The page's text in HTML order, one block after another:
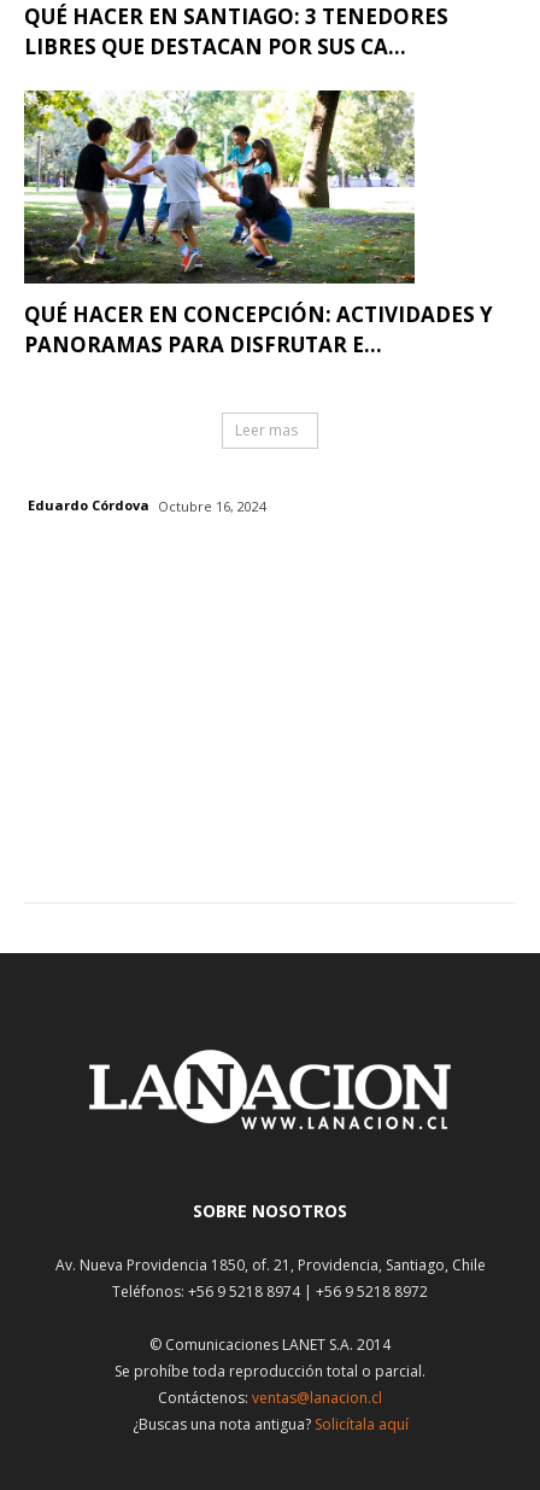
QUÉ HACER EN SANTIAGO: 3 TENEDORES
LIBRES QUE DESTACAN POR SUS CA...
QUÉ HACER EN CONCEPCIÓN: ACTIVIDADES Y
PANORAMAS PARA DISFRUTAR E...
Leer mas
Eduardo Córdova Octubre 16, 2024
SOBRE NOSOTROS
Av. Nueva Providencia 1850, of. 21, Providencia, Santiago, Chile
Teléfonos: +56 9 5218 8974 | +56 9 5218 8972
© Comunicaciones LANET S.A. 2014
Se prohíbe toda reproducción total o parcial.
Contáctenos: ventas@lanacion.cl
¿Buscas una nota antigua? Solicítala aquí